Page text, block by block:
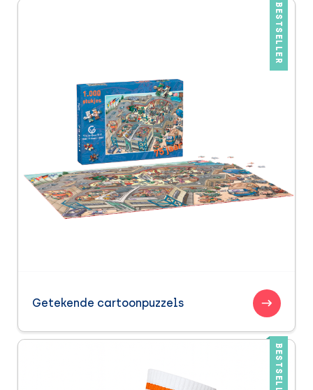
BESTSELLER
Getekende cartoonpuzzels
BESTSELLER